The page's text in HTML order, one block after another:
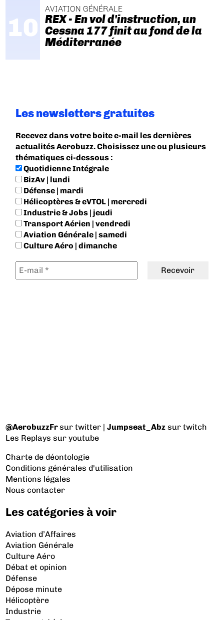
AVIATION GÉNÉRALE
REX - En vol d'instruction, un
Cessna 177 finit au fond de la
Méditerranée
Les newsletters gratuites
Recevez dans votre boite e-mail les dernières
actualités Aerobuzz. Choisissez une ou plusieurs
thématiques ci-dessous :
Quotidienne Intégrale
BizAv | lundi
Défense | mardi
Hélicoptères & eVTOL | mercredi
Industrie & Jobs | jeudi
Transport Aérien | vendredi
Aviation Générale | samedi
Culture Aéro | dimanche
@AerobuzzFrsur twitter |Jumpseat_Abz sur twitch
Les Replays sur youtube
Charte de déontologie
Conditions générales d'utilisation
Mentions légales
Nous contacter
Les catégories à voir
Aviation d’Affaires
Aviation Générale
Culture Aéro
Débat et opinion
Défense
Dépose minute
Hélicoptère
Industrie